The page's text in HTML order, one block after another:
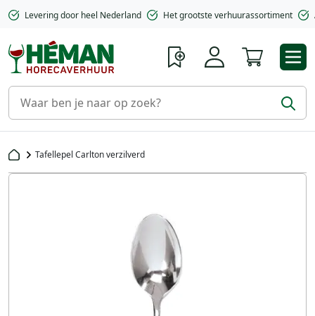
Levering door heel Nederland Het grootste verhuurassortiment
Tafellepel Carlton verzilverd